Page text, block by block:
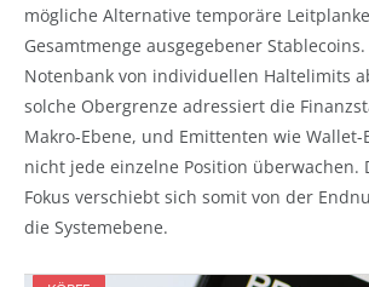
mögliche Alternative temporäre
Gesamtmenge ausgegebener
Notenbank von individuellen Haltelimits
solche Obergrenze adressiert die
Makro-Ebene, und Emittenten wie
nicht jede einzelne Position überwachen.
Fokus verschiebt sich somit von der
die Systemebene.